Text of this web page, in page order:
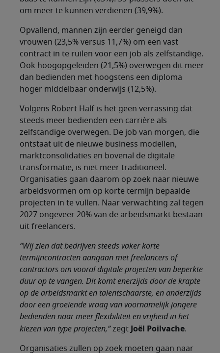
om meer te kunnen verdienen (39,9%).
Opvallend, mannen zijn eerder geneigd dan
vrouwen (23,5% versus 11,7%) om een vast
contract in te ruilen voor een job als zelfstandige.
Ook hoogopgeleiden (21,5%) overwegen dit meer
dan bedienden met hoogstens een diploma
hoger middelbaar onderwijs (12,5%).
Volgens Robert Half is het geen verrassing dat
steeds meer bedienden een carrière als
zelfstandige overwegen. De job van morgen, die
ontstaat uit de nieuwe business modellen,
marktconsolidaties en bovenal de digitale
transformatie, is niet meer traditioneel.
Organisaties gaan daarom op zoek naar nieuwe
arbeidsvormen om op korte termijn bepaalde
projecten in te vullen. Naar verwachting zal tegen
2027 ongeveer 20% van de arbeidsmarkt bestaan
uit freelancers.
“Wij zien dat bedrijven steeds vaker korte
termijncontracten aangaan met freelancers of
contractors om vooral digitale projecten van beperkte
duur op te vangen. Dit komt enerzijds door de krapte
op de arbeidsmarkt en talentschaarste, en anderzijds
door een groeiende vraag van voornamelijk jongere
bedienden naar meer flexibiliteit en vrijheid in het
kiezen van type projecten,”zegt Joël Poilvache.
Organisaties zullen op zoek moeten gaan naar